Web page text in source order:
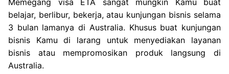
Memegang visa ETA sangat mungkin Kamu buat
belajar, berlibur, bekerja, atau kunjungan bisnis selama
3 bulan lamanya di Australia. Khusus buat kunjungan
bisnis Kamu di larang untuk menyediakan layanan
bisnis atau mempromosikan produk langsung di
Australia.